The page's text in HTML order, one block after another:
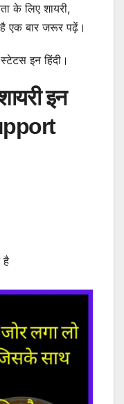
के लिए शायरी,
है एक बार जरूर पढ़ें।
इन हिंदी।
इन
है